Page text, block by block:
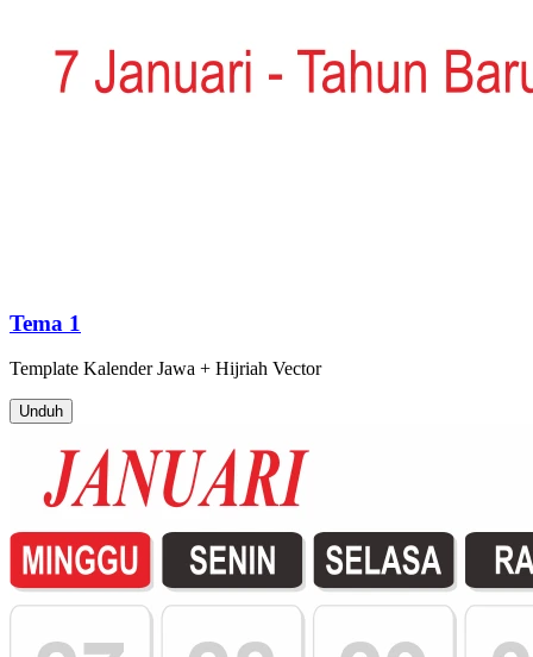
Tema 1
Template Kalender Jawa + Hijriah Vector
Unduh